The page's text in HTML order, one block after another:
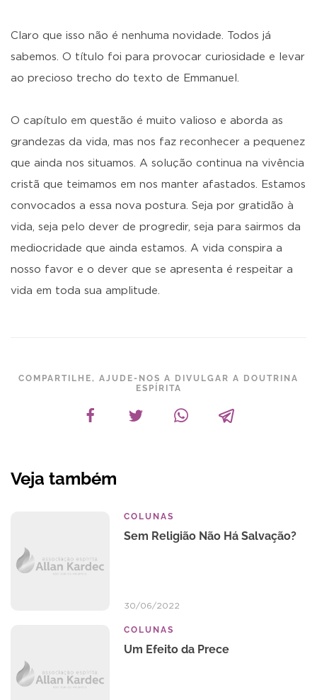
Claro que isso não é nenhuma novidade. Todos já
sabemos. O título foi para provocar curiosidade e levar
ao precioso trecho do texto de Emmanuel.
O capítulo em questão é muito valioso e aborda as
grandezas da vida, mas nos faz reconhecer a pequenez
que ainda nos situamos. A solução continua na vivência
cristã que teimamos em nos manter afastados. Estamos
convocados a essa nova postura. Seja por gratidão à
vida, seja pelo dever de progredir, seja para sairmos da
mediocridade que ainda estamos. A vida conspira a
nosso favor e o dever que se apresenta é respeitar a
vida em toda sua amplitude.
COMPARTILHE, AJUDE-NOS A DIVULGAR A DOUTRINA
ESPÍRITA
Veja também
COLUNAS
Sem Religião Não Há Salvação?
30/06/2022
COLUNAS
Um Efeito da Prece